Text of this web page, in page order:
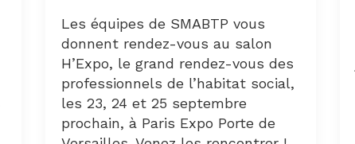
Les équipes de SMABTP vous
donnent rendez-vous au salon
H’Expo, le grand rendez-vous des
professionnels de l’habitat social,
les 23, 24 et 25 septembre
prochain, à Paris Expo Porte de